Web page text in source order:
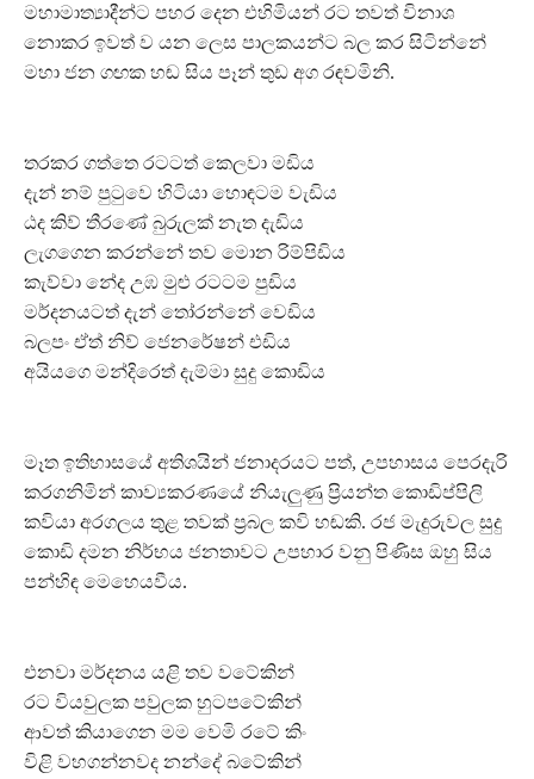
මහාමාත්‍යාදීන්ට පහර දෙන එහිමියන් රට තවත් විනාශ
නොකර ඉවත් ව යන ලෙස පාලකයන්ට බල කර සිටින්නේ
මහා ජන ගඟක හඬ සිය පෑන් තුඩ අග රඳවමිනි.
තරකර ගත්තෙ රටටත් කෙලවා මඩිය
දැන් නම් පුටුවෙ හිටියා හොඳටම වැඩිය
ඨද කිව් තීරණේ බුරුලක් නැත දැඩිය
ලැගගෙන කරන්නේ තව මොන රිම්පිඩිය
කැව්වා නේද උඹ මුළු රටටම පුඩිය
මර්දනයටත් දැන් තෝරන්නේ වෙඩිය
බලපං ඒත් නිව් ජෙනරේෂන් එඩිය
අයියගෙ මන්දිරෙත් දැම්මා සුදු කොඩිය
මෑත ඉතිහාසයේ අතිශයින් ජනාදරයට පත්, උපහාසය පෙරදැරි
කරගනිමින් කාව්‍යකරණයේ නියැලුණු ප්‍රියන්ත කොඩිප්පිලි
කවියා අරගලය තුළ තවක් ප්‍රබල කවි හඬකි. රජ මැදුරුවල සුදු
කොඩි දමන නිර්භය ජනතාවට උපහාර වනු පිණිස ඔහු සිය
පන්හිඳ මෙහෙයවීය.
එනවා මර්දනය යළි තව වටේකින්
රට වියවුලක පවුලක හුටපටේකින්
ආවත් කියාගෙන මම වෙමි රටේ කිං
විළි වහගන්නවද නන්දේ බටේකින්